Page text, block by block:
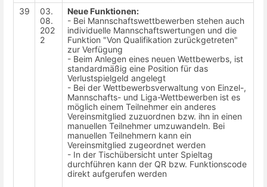
39
03.
08.
202
2
Neue Funktionen:
- Bei Mannschaftswettbewerben stehen auch
individuelle Mannschaftswertungen und die
Funktion "Von Qualifikation zurückgetreten"
zur Verfügung
- Beim Anlegen eines neuen Wettbewerbs, ist
standardmäßig eine Position für das
Verlustspielgeld angelegt
- Bei der Wettbewerbsverwaltung von Einzel-,
Mannschafts- und Liga-Wettbewerben ist es
möglich einem Teilnehmer ein anderes
Vereinsmitglied zuzuordnen bzw. ihn in einen
manuellen Teilnehmer umzuwandeln. Bei
manuellen Teilnehmern kann ein
Vereinsmitglied zugeordnet werden
- In der Tischübersicht unter Spieltag
durchführen kann der QR bzw. Funktionscode
direkt aufgerufen werden